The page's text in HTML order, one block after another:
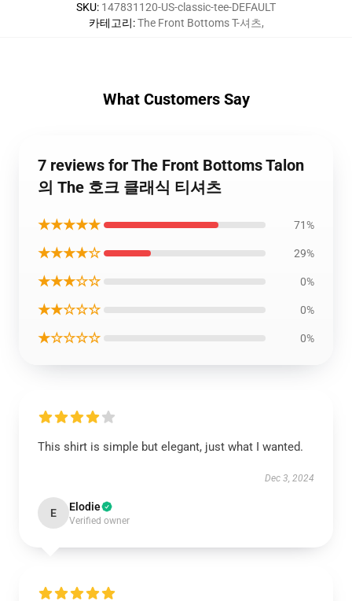
SKU: 147831120-US-classic-tee-DEFAULT
카테고리:The Front Bottoms T-셔츠,
What Customers Say
7 reviews for The Front Bottoms Talon
의 The 호크 클래식 티셔츠
★★★★★ 71%
★★★★☆ 29%
★★★☆☆ 0%
★★☆☆☆ 0%
★☆☆☆☆ 0%
This shirt is simple but elegant, just what I wanted.
Dec 3, 2024
E Elodie
Verified owner